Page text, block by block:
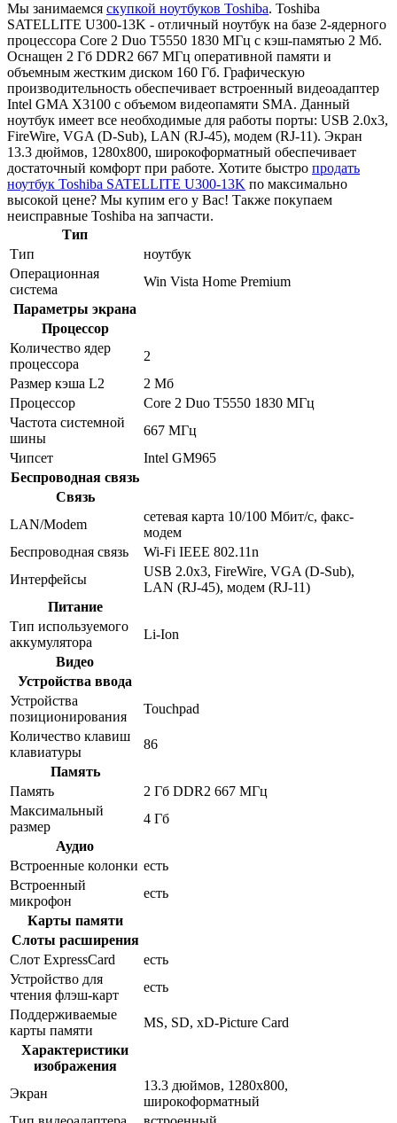
Мы занимаемся скупкой ноутбуков Toshiba. Toshiba
SATELLITE U300-13K - отличный ноутбук на базе 2-ядерного
процессора Core 2 Duo T5550 1830 МГц с кэш-памятью 2 Мб.
Оснащен 2 Гб DDR2 667 МГц оперативной памяти и
объемным жестким диском 160 Гб. Графическую
производительность обеспечивает встроенный видеоадаптер
Intel GMA X3100 с объемом видеопамяти SMA. Данный
ноутбук имеет все необходимые для работы порты: USB 2.0x3,
FireWire, VGA (D-Sub), LAN (RJ-45), модем (RJ-11). Экран
13.3 дюймов, 1280x800, широкоформатный обеспечивает
достаточный комфорт при работе. Хотите быстро продать
ноутбук Toshiba SATELLITE U300-13K по максимально
высокой цене? Мы купим его у Вас! Также покупаем
неисправные Toshiba на запчасти.
Тип
Тип
ноутбук
Операционная
система
Win Vista Home Premium
Параметры экрана
Процессор
Количество ядер
процессора
2
Размер кэша L2
2 Мб
Процессор
Core 2 Duo T5550 1830 МГц
Частота системной
шины
667 МГц
Чипсет
Intel GM965
Беспроводная связь
Связь
LAN/Modem
сетевая карта 10/100 Мбит/c, факс-
модем
Беспроводная связь
Wi-Fi IEEE 802.11n
Интерфейсы
USB 2.0x3, FireWire, VGA (D-Sub),
LAN (RJ-45), модем (RJ-11)
Питание
Тип используемого
аккумулятора
Li-Ion
Видео
Устройства ввода
Устройства
позиционирования
Touchpad
Количество клавиш
клавиатуры
86
Память
Память
2 Гб DDR2 667 МГц
Максимальный
размер
4 Гб
Аудио
Встроенные колонки есть
Встроенный
микрофон
есть
Карты памяти
Слоты расширения
Слот ExpressCard
есть
Устройство для
чтения флэш-карт
есть
Поддерживаемые
карты памяти
MS, SD, xD-Picture Card
Характеристики
изображения
Экран
13.3 дюймов, 1280x800,
широкоформатный